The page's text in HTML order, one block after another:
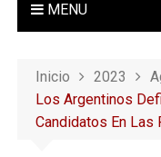
MENU
Inicio 2023
Los Argentinos
Candidatos En